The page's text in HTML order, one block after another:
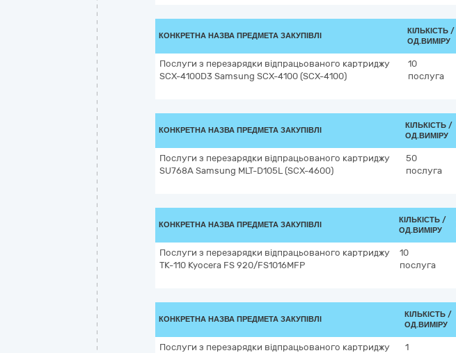
КОНКРЕТНА НАЗВА ПРЕДМЕТА ЗАКУПІВЛІ
КІЛЬКІСТЬ /
ОД.ВИМІРУ
Послуги з перезарядки відпрацьованого картриджу
SCX-4100D3 Samsung SCX-4100 (SCX-4100)
10
послуга
КОНКРЕТНА НАЗВА ПРЕДМЕТА ЗАКУПІВЛІ
КІЛЬКІСТЬ /
ОД.ВИМІРУ
Послуги з перезарядки відпрацьованого картриджу
SU768A Samsung MLT-D105L (SCX-4600)
50
послуга
КОНКРЕТНА НАЗВА ПРЕДМЕТА ЗАКУПІВЛІ
КІЛЬКІСТЬ /
ОД.ВИМІРУ
Послуги з перезарядки відпрацьованого картриджу
TK-110 Kyocera FS 920/FS1016MFP
10
послуга
КОНКРЕТНА НАЗВА ПРЕДМЕТА ЗАКУПІВЛІ
КІЛЬКІСТЬ /
ОД.ВИМІРУ
Послуги з перезарядки відпрацьованого картриджу
1